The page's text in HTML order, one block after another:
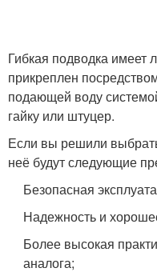
Гибкая подводка имеет
прикреплен
подающей воду
гайку или штуцер.
Если вы решили
неё будут следующие
Безопасная
Надежность и
Более высокая
аналога;